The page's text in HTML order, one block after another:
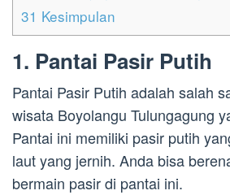
31 Kesimpulan
1. Pantai Pasir Putih
Pantai Pasir Putih adalah salah
wisata Boyolangu Tulungagung
Pantai ini memiliki pasir putih
laut yang jernih. Anda bisa
bermain pasir di pantai ini.